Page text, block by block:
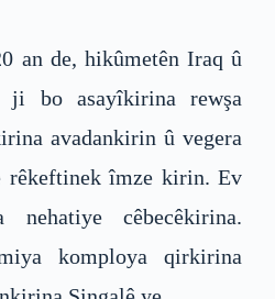
an de, hikûmetên Iraq û
ji bo asayîkirina rewşa
avadankirin û vegera
rêkeftinek îmze kirin. Ev
cêbecêkirina.
komploya qirkirina